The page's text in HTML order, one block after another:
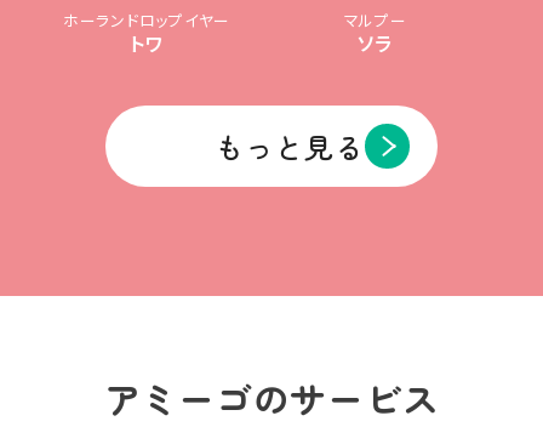
ホーランドロップイヤー
トワ
マルプー
ソラ
もっと見る
アミーゴのサービス